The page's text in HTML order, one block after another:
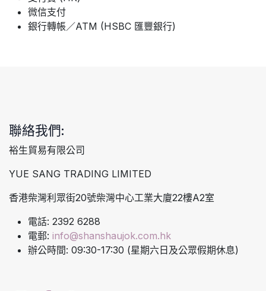
微信支付
銀行轉帳／ATM (HSBC 匯豐銀行)
聯絡我們:
裕生貿易有限公司
YUE SANG TRADING LIMITED
香港柴灣利眾街20號柴灣中心工業大廈22樓A2室
電話: 2392 6288
電郵: info@shanshaujok.com.hk
辦公時間: 09:30-17:30 (星期六日及公眾假期休息)